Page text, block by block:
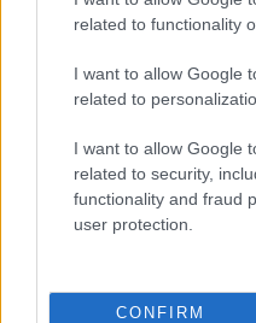
related to functionality
I want to allow Google
related to
I want to allow Google
related to security,
functionality and fraud
user protection.
CONFIRM
tudománya
szucsadam•2020. február 07.
Mióta a város
tartja
belváros ne a